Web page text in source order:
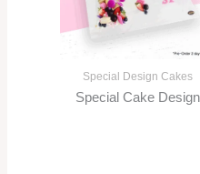
Special Design Cakes
Special Cake Design